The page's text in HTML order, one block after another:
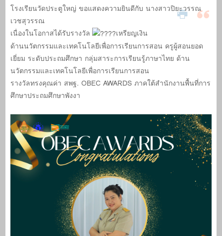
ปีการศึกษา 2565-2566
โรงเรียนวัดประตูใหญ่ ขอแสดงความยินดีกับ นางสาวปิยะวรรณ
เวชสุวรรณ
เนื่องในโอกาสได้รับรางวัล
เหรียญเงิน
ด้านนวัตกรรมและเทคโนโลยีเพื่อการเรียนการสอน ครูผู้สอนยอด
เยี่ยม ระดับประถมศึกษา กลุ่มสาระการเรียนรู้ภาษาไทย ด้าน
นวัตกรรมและเทคโนโลยีเพื่อการเรียนการสอน
รางวัลทรงคุณค่า สพฐ. OBEC AWARDS ภาคใต้สำนักงานพื้นที่การ
ศึกษาประถมศึกษาพังงา